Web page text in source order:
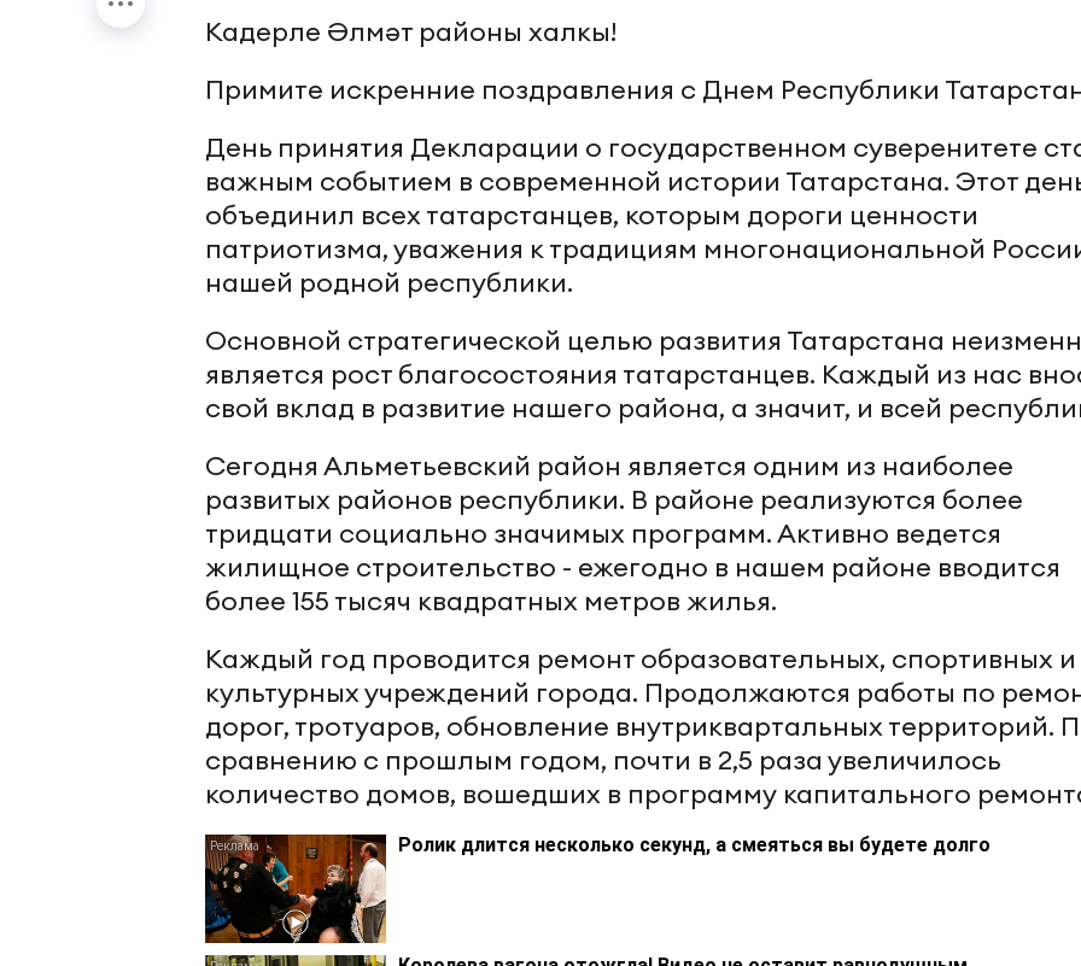
Кадерле Әлмәт районы халкы!
Примите искренние поздравления с Днем Республики
День принятия Декларации о государственном суверенитете
важным событием в современной истории Татарстана. Этот
объединил всех татарстанцев, которым дороги ценности
патриотизма, уважения к традициям многонациональной
нашей родной республики.
Основной стратегической целью развития Татарстана
является рост благосостояния татарстанцев. Каждый из нас
свой вклад в развитие нашего района, а значит, и всей
Сегодня Альметьевский район является одним из наиболее
развитых районов республики. В районе реализуются более
тридцати социально значимых программ. Активно ведется
жилищное строительство - ежегодно в нашем районе вводится
более 155 тысяч квадратных метров жилья.
Каждый год проводится ремонт образовательных, спортивных и
культурных учреждений города. Продолжаются работы по
дорог, тротуаров, обновление внутриквартальных территорий.
сравнению с прошлым годом, почти в 2,5 раза увеличилось
количество домов, вошедших в программу капитального
Ролик длится несколько секунд, а смеяться вы будете долго